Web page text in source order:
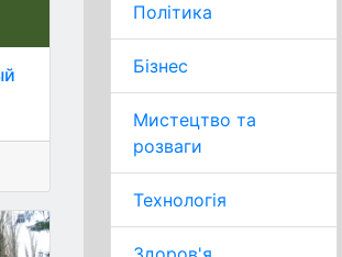
Політика
Бізнес
Мистецтво та
розваги
Технологія